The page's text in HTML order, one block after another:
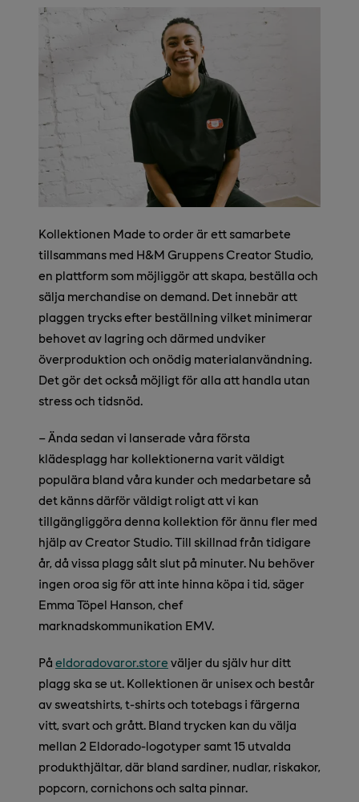
Kollektionen Made to order är ett samarbete
tillsammans med H&M Gruppens Creator Studio,
en plattform som möjliggör att skapa, beställa och
sälja merchandise on demand. Det innebär att
plaggen trycks efter beställning vilket minimerar
behovet av lagring och därmed undviker
överproduktion och onödig materialanvändning.
Det gör det också möjligt för alla att handla utan
stress och tidsnöd.
– Ända sedan vi lanserade våra första
klädesplagg har kollektionerna varit väldigt
populära bland våra kunder och medarbetare så
det känns därför väldigt roligt att vi kan
tillgängliggöra denna kollektion för ännu fler med
hjälp av Creator Studio. Till skillnad från tidigare
år, då vissa plagg sålt slut på minuter. Nu behöver
ingen oroa sig för att inte hinna köpa i tid, säger
Emma Töpel Hanson, chef
marknadskommunikation EMV.
På eldoradovaror.store väljer du själv hur ditt
plagg ska se ut. Kollektionen är unisex och består
av sweatshirts, t-shirts och totebags i färgerna
vitt, svart och grått. Bland trycken kan du välja
mellan 2 Eldorado-logotyper samt 15 utvalda
produkthjältar, där bland sardiner, nudlar, riskakor,
popcorn, cornichons och salta pinnar.